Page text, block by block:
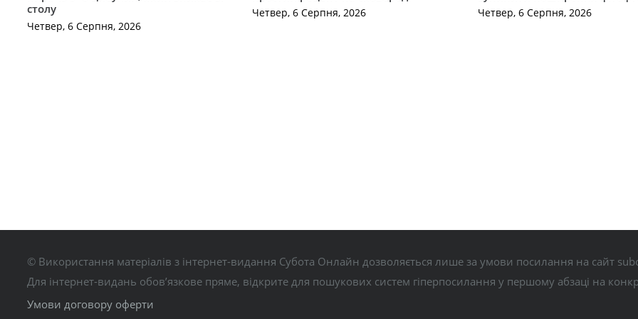
столу
Четвер, 6 Серпня, 2026
Четвер, 6 Серпня, 2026 Четвер, 6 Серпня, 2026
© Використання матеріалів з інтернет-видання Субота Онлайн дозволяється лише за умови посилання на сайт
Для інтернет-видань обов’язкове пряме, відкрите для пошукових систем гіперпосилання у першому абзаці на
Умови договору оферти